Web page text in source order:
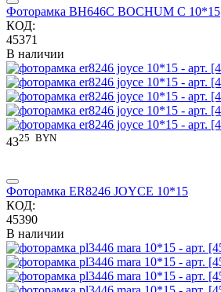
Фоторамка BH646C BOCHUM C 10*15
КОД:
45371
В наличии
4325 BYN
Фоторамка ER8246 JOYCE 10*15
КОД:
45390
В наличии